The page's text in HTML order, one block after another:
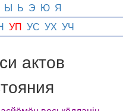
Ы Ь Э Ю Я
УП УС УХ УЧ
актов